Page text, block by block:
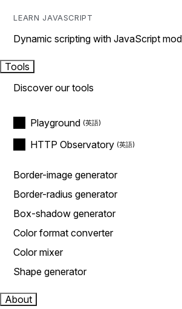
LEARN JAVASCRIPT
Dynamic scripting with JavaScript
Tools
Discover our tools
Playground
HTTP Observatory
Border-image generator
Border-radius generator
Box-shadow generator
Color format converter
Color mixer
Shape generator
About